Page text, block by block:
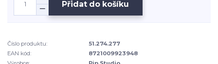
Přidat do košíku
Číslo produktu:
51.274.277
EAN kód:
8721009923948